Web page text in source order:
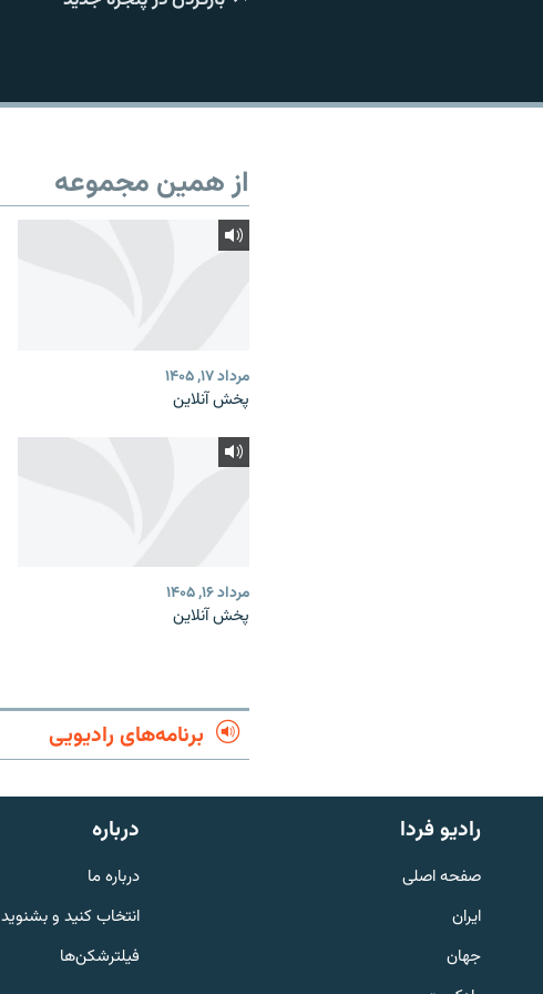
English
به ما بپیوندید
از همین مجموعه
مرداد ۱۷, ۱۴۰۵
پخش آنلاین
مرداد ۱۶, ۱۴۰۵
پخش آنلاین
برنامه‌های رادیویی
رادیو فردا
صفحه اصلی
ایران
جهان
درباره
درباره ما
انتخاب کنید و بشنوید
فیلترشکن‌ها